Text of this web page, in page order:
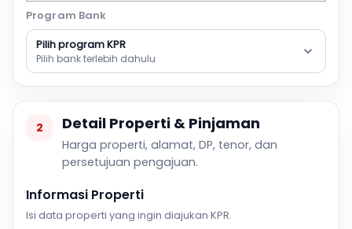
Program Bank
Pilih program KPR
Pilih bank terlebih dahulu
2 Detail Properti & Pinjaman
Harga properti, alamat, DP, tenor, dan
persetujuan pengajuan.
Informasi Properti
Isi data properti yang ingin diajukan KPR.